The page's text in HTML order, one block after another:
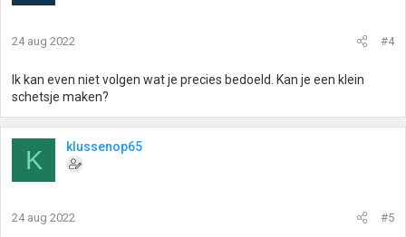
24 aug 2022 #4
Ik kan even niet volgen wat je precies bedoeld. Kan je een klein
schetsje maken?
K klussenop65
24 aug 2022 #5